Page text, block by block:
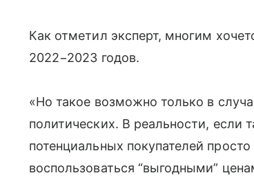
Как отметил эксперт, многим
2022−2023 годов.
«Но такое возможно только в
политических. В реальности, если
потенциальных покупателей
воспользоваться “выгодными”